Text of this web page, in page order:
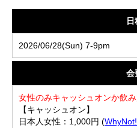
2026/06/28(Sun) 7-9pm
会
女性のみキャッシュオンか飲み
【キャッシュオン】
日本人女性：1,000円 (